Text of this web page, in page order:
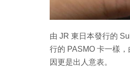
由 JR 東日本發行的
行的 PASMO 卡一樣
因更是出人意表。